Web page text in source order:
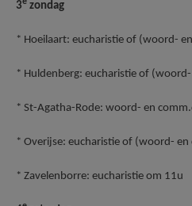
3 zondag
* Hoeilaart: eucharistie of (woord-
* Huldenberg: eucharistie of
* St-Agatha-Rode: woord- en
* Overijse: eucharistie of (woord-
* Zavelenborre: eucharistie om 11u